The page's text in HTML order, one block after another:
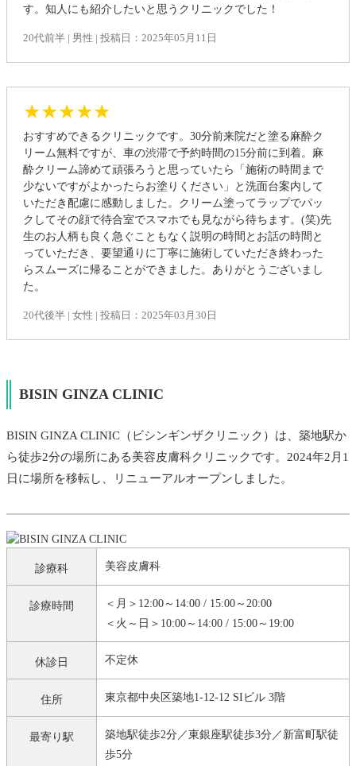
す。知人にも紹介したいと思うクリニックでした！
20代前半 | 男性 | 投稿日：2025年05月11日
★★★★★
おすすめできるクリニックです。30分前来院だと塗る麻酔ク
リーム無料ですが、車の渋滞で予約時間の15分前に到着。麻
酔クリーム諦めて頑張ろうと思っていたら「施術の時間まで
少ないですがよかったらお塗りください」と洗面台案内して
いただき配慮に感動しました。クリーム塗ってラップでパッ
クしてその顔で待合室でスマホでも見ながら待ちます。(笑)先
生のお人柄も良く急ぐこともなく説明の時間とお話の時間と
っていただき、要望通りに丁寧に施術していただき終わった
らスムーズに帰ることができました。ありがとうございまし
た。
20代後半 | 女性 | 投稿日：2025年03月30日
BISIN GINZA CLINIC
BISIN GINZA CLINIC（ビシンギンザクリニック）は、築地駅か
ら徒歩2分の場所にある美容皮膚科クリニックです。2024年2月1
日に場所を移転し、リニューアルオープンしました。
診療科 美容皮膚科
診療時間
＜月＞12:00～14:00 / 15:00～20:00
＜火～日＞10:00～14:00 / 15:00～19:00
休診日 不定休
住所 東京都中央区築地1-12-12 SIビル 3階
最寄り駅
築地駅徒歩2分／東銀座駅徒歩3分／新富町駅徒
歩5分